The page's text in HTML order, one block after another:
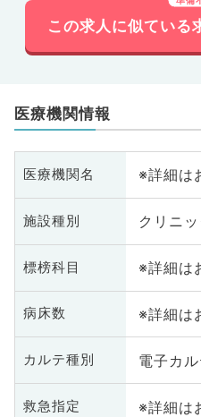
この求人に似ている
医療機関情報
医療機関名 ※詳細は
施設種別 クリニ
標榜科目 ※詳細は
病床数 ※詳細は
カルテ種別 電子カ
救急指定 ※詳細は